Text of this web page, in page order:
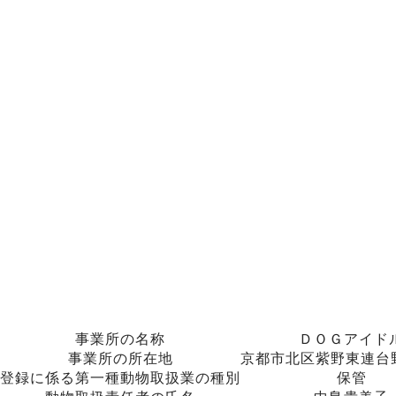
事業所の名称
ＤＯＧアイド
事業所の所在地
京都市北区紫野東連
登録に係る第一種動物取扱業の種別
保管